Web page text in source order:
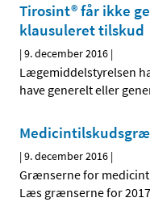
Tirosint® får ikke
klausuleret tilskud
|9. december 2016 |
Lægemiddelstyrelsen
have generelt eller
|9. december 2016 |
Grænserne for
Læs grænserne for